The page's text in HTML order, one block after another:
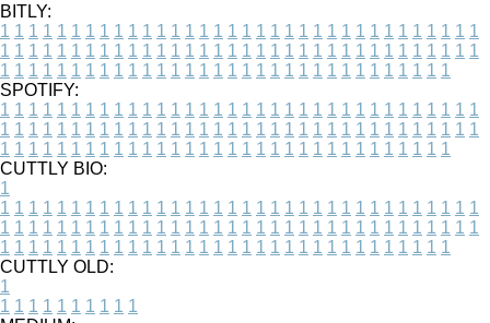
BITLY:
1 1 1 1 1 1 1 1 1 1 1 1 1 1 1 1 1 1 1 1 1 1 1 1 1 1 1 1 1 1 1 1 1 1
1 1 1 1 1 1 1 1 1 1 1 1 1 1 1 1 1 1 1 1 1 1 1 1 1 1 1 1 1 1 1 1 1 1
1 1 1 1 1 1 1 1 1 1 1 1 1 1 1 1 1 1 1 1 1 1 1 1 1 1 1 1 1 1 1 1
SPOTIFY:
1 1 1 1 1 1 1 1 1 1 1 1 1 1 1 1 1 1 1 1 1 1 1 1 1 1 1 1 1 1 1 1 1 1
1 1 1 1 1 1 1 1 1 1 1 1 1 1 1 1 1 1 1 1 1 1 1 1 1 1 1 1 1 1 1 1 1 1
1 1 1 1 1 1 1 1 1 1 1 1 1 1 1 1 1 1 1 1 1 1 1 1 1 1 1 1 1 1 1 1
CUTTLY BIO:
1
1 1 1 1 1 1 1 1 1 1 1 1 1 1 1 1 1 1 1 1 1 1 1 1 1 1 1 1 1 1 1 1 1 1
1 1 1 1 1 1 1 1 1 1 1 1 1 1 1 1 1 1 1 1 1 1 1 1 1 1 1 1 1 1 1 1 1 1
1 1 1 1 1 1 1 1 1 1 1 1 1 1 1 1 1 1 1 1 1 1 1 1 1 1 1 1 1 1 1 1
CUTTLY OLD:
1
1 1 1 1 1 1 1 1 1 1